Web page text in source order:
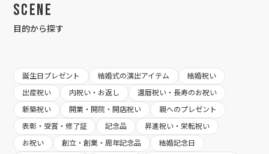
Scene
目的から探す
誕生日プレゼント 結婚式の演出アイテム
結婚祝い
出産祝い
内祝い・お返し
還暦祝い・長寿のお祝い
新築祝い
開業・開院・開店祝い
親へのプレゼント
表彰・受賞・修了証
記念品
昇進祝い・栄転祝い
お祝い
創立・創業・周年記念品
結婚記念日